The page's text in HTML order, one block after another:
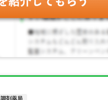
調剤薬局